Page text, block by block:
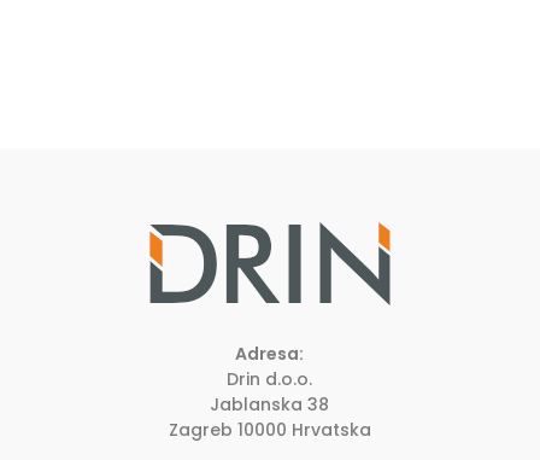
Adresa:
Drin d.o.o.
Jablanska 38
Zagreb 10000 Hrvatska